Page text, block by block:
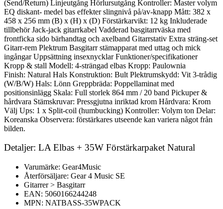
(Send/Return) Linjeutgång Hörlursutgång Kontroller: Master volym
EQ diskant- medel bas effekter slingnivå på/av-knapp Mått: 382 x
458 x 256 mm (B) x (H) x (D) Förstärkarvikt: 12 kg Inkluderade
tillbehör Jack-jack gitarrkabel Vadderad basgitarrväska med
frontficka sido bärhandtag och axelband Gitarrstativ Extra sträng-set
Gitarr-rem Plektrum Basgitarr stämapparat med uttag och mick
ingångar Uppsättning insexnycklar Funktioner/specifikationer
Kropp & stall Modell: 4-strängad elbas Kropp: Paulownia
Finish: Natural Hals Konstruktion: Bult Plektrumskydd: Vit 3-trådig
(W/B/W) Hals: Lönn Greppbräda: Poppellaminat med
positionsinlägg Skala: Full storlek 864 mm / 20 band Pickuper &
hårdvara Stämskruvar: Pressgjutna inriktad krom Hårdvara: Krom
Välj Ups: 1 x Split-coil (humbucking) Kontroller: Volym ton Delar:
Koreanska Observera: förstärkares utseende kan variera något från
bilden.
Detaljer: LA Elbas + 35W Förstärkarpaket Natural
Varumärke: Gear4Music
Återförsäljare: Gear 4 Music SE
Gitarrer > Basgitarr
EAN: 5060166244248
MPN: NATBASS-35WPACK